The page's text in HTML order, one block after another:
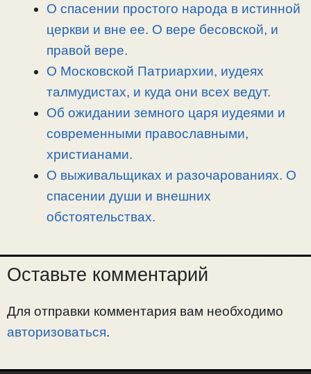
О спасении простого народа в истинной
церкви и вне ее. О вере бесовской, и
правой вере.
О Московской Патриархии, иудеях
талмудистах, и куда они всех ведут.
Об ожидании земного царя иудеями и
современными православными,
христианами.
О выживальщиках и разочарованиях. О
спасении души и внешних
обстоятельствах.
Оставьте комментарий
Для отправки комментария вам необходимо
авторизоваться.